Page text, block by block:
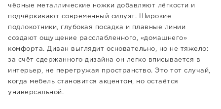
чёрные металлические ножки добавляют лёгкости и
подчёркивают современный силуэт. Широкие
подлокотники, глубокая посадка и плавные линии
создают ощущение расслабленного, «домашнего»
комфорта. Диван выглядит основательно, но не тяжело:
за счёт сдержанного дизайна он легко вписывается в
интерьер, не перегружая пространство. Это тот случай,
когда мебель становится акцентом, но остаётся
универсальной.